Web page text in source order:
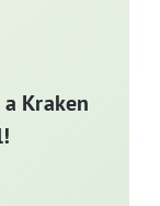
Kraken